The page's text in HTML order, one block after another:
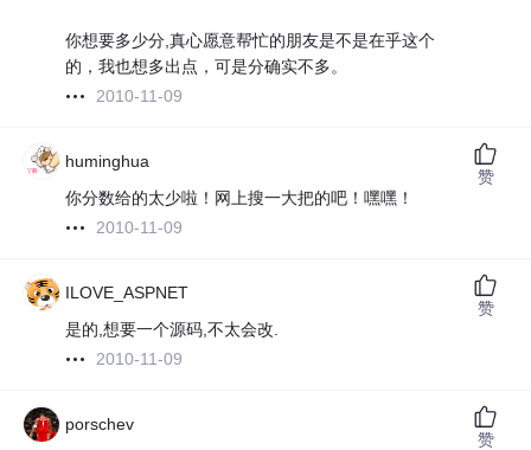
你想要多少分,真心愿意帮忙的朋友是不是在乎这个
的，我也想多出点，可是分确实不多。
2010-11-09
huminghua
你分数给的太少啦！网上搜一大把的吧！嘿嘿！
2010-11-09
赞
ILOVE_ASPNET
是的,想要一个源码,不太会改.
2010-11-09
赞
porschev
赞